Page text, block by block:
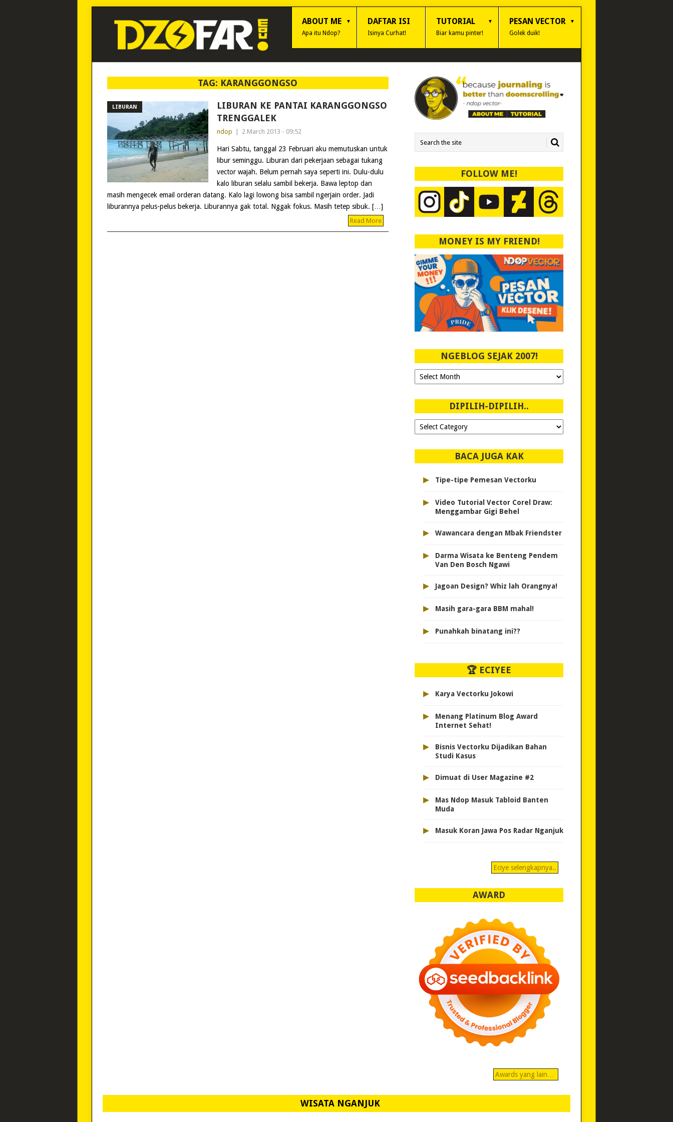
ABOUT ME
Apa itu Ndop?
DAFTAR ISI
Isinya Curhat!
TUTORIAL
Biar kamu pinter!
PESAN VECTOR
Golek duik!
TAG: KARANGGONGSO
LIBURAN
LIBURAN KE PANTAI KARANGGONGSO
TRENGGALEK
ndop 2 March 2013 - 09:52
Hari Sabtu, tanggal 23 Februari aku memutuskan untuk
libur seminggu. Liburan dari pekerjaan sebagai tukang
vector wajah. Belum pernah saya seperti ini. Dulu-dulu
kalo liburan selalu sambil bekerja. Bawa leptop dan
masih mengecek email orderan datang. Kalo lagi lowong bisa sambil ngerjain order. Jadi
liburannya pelus-pelus bekerja. Liburannya gak total. Nggak fokus. Masih tetep sibuk. […]
Read More
FOLLOW ME!
MONEY IS MY FRIEND!
NGEBLOG SEJAK 2007!
Ngeblog
Sejak
DIPILIH-DIPILIH..
Dipilih-
dipilih..
BACA JUGA KAK
▸ Tipe-tipe Pemesan Vectorku
▸
Video Tutorial Vector Corel Draw:
Menggambar Gigi Behel
▸ Wawancara dengan Mbak Friendster
▸
Darma Wisata ke Benteng Pendem
Van Den Bosch Ngawi
▸ Jagoan Design? Whiz lah Orangnya!
▸ Masih gara-gara BBM mahal!
▸ Punahkah binatang ini??
🏆 ECIYEE
▸ Karya Vectorku Jokowi
▸
Menang Platinum Blog Award
Internet Sehat!
▸
Bisnis Vectorku Dijadikan Bahan
Studi Kasus
▸ Dimuat di User Magazine #2
▸
Mas Ndop Masuk Tabloid Banten
Muda
▸ Masuk Koran Jawa Pos Radar Nganjuk
Eciye selengkapnya..
AWARD
Awards yang lain…
WISATA NGANJUK